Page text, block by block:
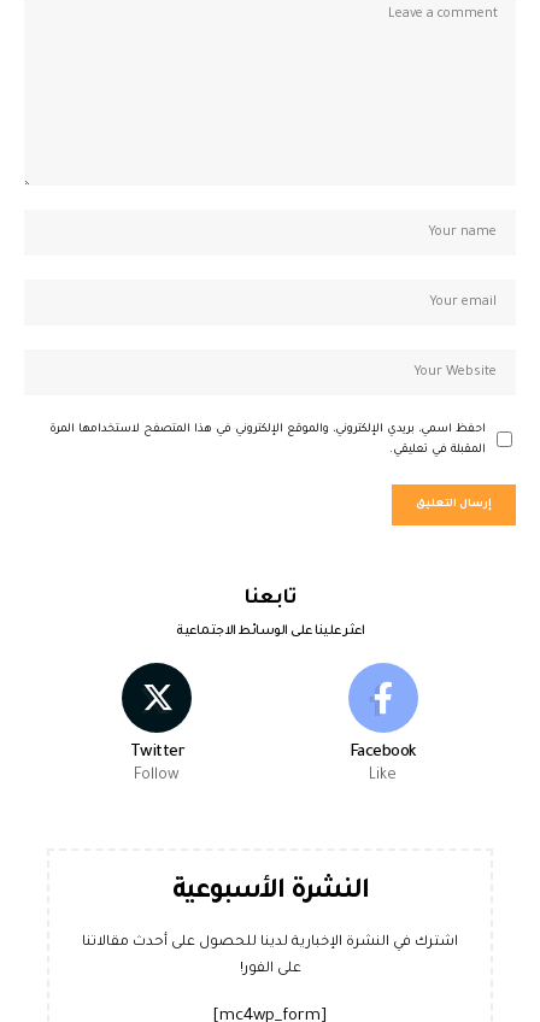
احفظ اسمي، بريدي الإلكتروني، والموقع الإلكتروني في هذا المتصفح لاستخدامها المرة
المقبلة في تعليقي.
تابعنا
اعثر علينا على الوسائط الاجتماعية
Facebook
Like
Twitter
Follow
النشرة الأسبوعية
اشترك في النشرة الإخبارية لدينا للحصول على أحدث مقالاتنا
على الفور!